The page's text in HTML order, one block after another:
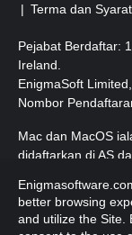
Terma dan
Pejabat Berdaftar:
Ireland.
EnigmaSoft
Nombor
Mac dan MacOS
didaftarkan di AS
Hak Cipta 2016-
better browsing
and utilize the Site.